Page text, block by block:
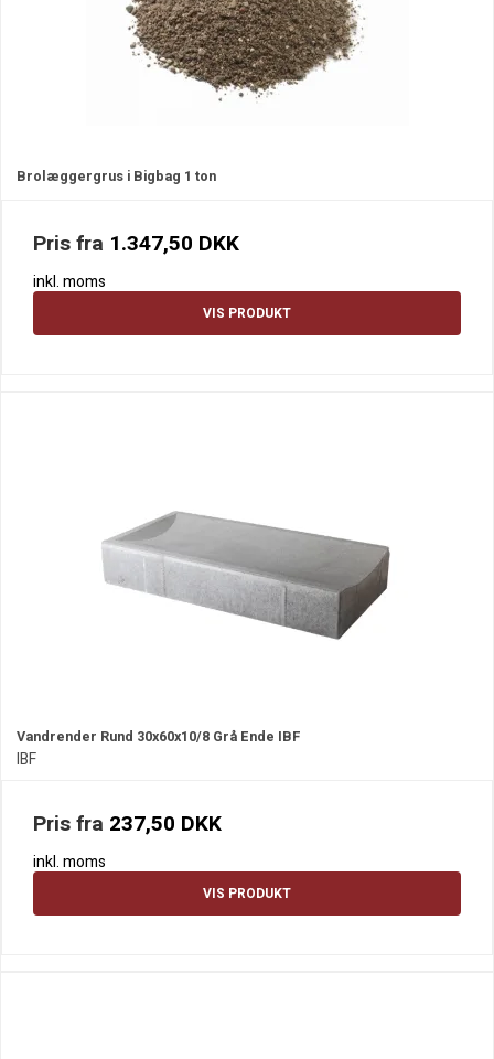
Brolæggergrus i Bigbag 1 ton
Pris fra 1.347,50 DKK
inkl. moms
VIS PRODUKT
Vandrender Rund 30x60x10/8 Grå Ende IBF
IBF
Pris fra 237,50 DKK
inkl. moms
VIS PRODUKT